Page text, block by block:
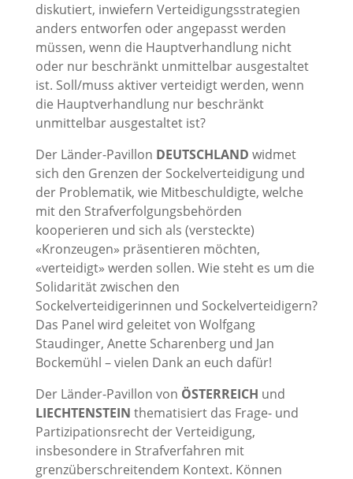
diskutiert, inwiefern Verteidigungsstrategien
anders entworfen oder angepasst werden
müssen, wenn die Hauptverhandlung nicht
oder nur beschränkt unmittelbar ausgestaltet
ist. Soll/muss aktiver verteidigt werden, wenn
die Hauptverhandlung nur beschränkt
unmittelbar ausgestaltet ist?
Der Länder-Pavillon DEUTSCHLAND widmet
sich den Grenzen der Sockelverteidigung und
der Problematik, wie Mitbeschuldigte, welche
mit den Strafverfolgungsbehörden
kooperieren und sich als (versteckte)
«Kronzeugen» präsentieren möchten,
«verteidigt» werden sollen. Wie steht es um die
Solidarität zwischen den
Sockelverteidigerinnen und Sockelverteidigern?
Das Panel wird geleitet von Wolfgang
Staudinger, Anette Scharenberg und Jan
Bockemühl – vielen Dank an euch dafür!
Der Länder-Pavillon von ÖSTERREICH und
LIECHTENSTEIN thematisiert das Frage- und
Partizipationsrecht der Verteidigung,
insbesondere in Strafverfahren mit
grenzüberschreitendem Kontext. Können